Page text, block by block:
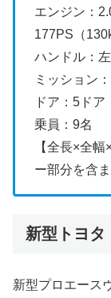
エンジン：
177PS（
ハンドル：
ミッション
ドア：5ドア
乗員：9名
【全長×全
ー部分を含ま
新型トヨタ
新型プロエース